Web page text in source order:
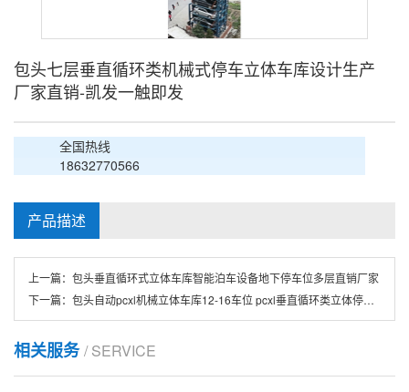
包头七层垂直循环类机械式停车立体车库设计生产
厂家直销-凯发一触即发
全国热线
18632770566
产品描述
上一篇： 包头垂直循环式立体车库智能泊车设备地下停车位多层直销厂家
下一篇： 包头自动pcxl机械立体车库12-16车位 pcxl垂直循环类立体停车设备
相关服务/ SERVICE